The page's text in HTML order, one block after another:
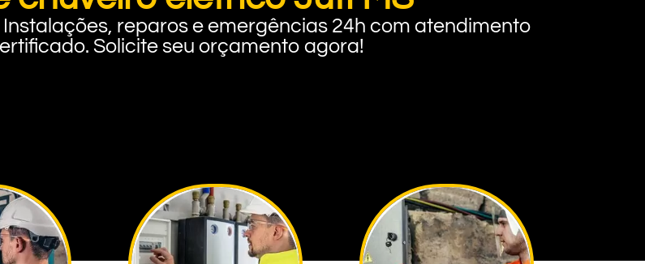
reparos e emergências 24h com atendimento
Solicite seu orçamento agora!